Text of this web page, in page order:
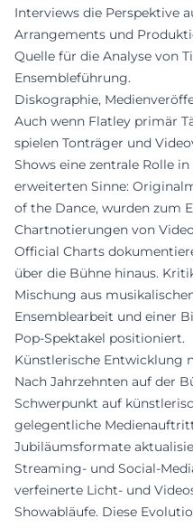
Interviews die Perspektive
Arrangements und
Quelle für die Analyse von
Ensembleführung.
Diskographie,
Auch wenn Flatley primär
spielen Tonträger und
Shows eine zentrale Rolle
erweiterten Sinne:
of the Dance, wurden zum
Chartnotierungen von
Official Charts
über die Bühne hinaus.
Mischung aus
Ensemblearbeit und einer
Pop-Spektakel positioniert.
Künstlerische Entwicklung
Nach Jahrzehnten auf der
Schwerpunkt auf
gelegentliche
Jubiläumsformate
Streaming- und Social-
verfeinerte Licht- und
Showabläufe. Diese